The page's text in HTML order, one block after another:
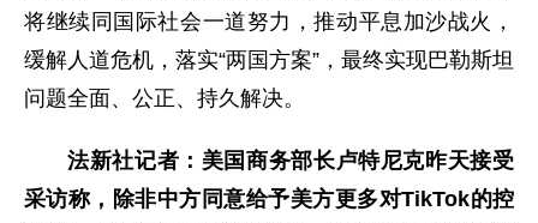
将继续同国际社会一道努力，推动平息加沙战火，
缓解人道危机，落实“两国方案”，最终实现巴勒斯坦
问题全面、公正、持久解决。
法新社记者：美国商务部长卢特尼克昨天接受
采访称，除非中方同意给予美方更多对TikTok的控